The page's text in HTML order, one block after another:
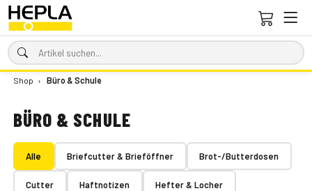
Shop › Büro & Schule
BÜRO & SCHULE
Alle Briefcutter & Brieföffner Brot-/Butterdosen
Cutter Haftnotizen Hefter & Locher